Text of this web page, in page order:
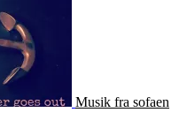
Musik fra sofaen